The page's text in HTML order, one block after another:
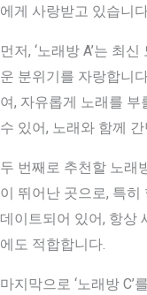
에게 사랑받고 있습니
먼저, ‘노래방 A’는 최
운 분위기를 자랑합니
여, 자유롭게 노래를
수 있어, 노래와 함께
두 번째로 추천할 노래
이 뛰어난 곳으로, 특
데이트되어 있어, 항상
에도 적합합니다.
마지막으로 ‘노래방